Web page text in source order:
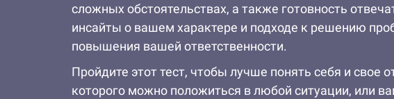
сложных обстоятельствах, а также готовность
инсайты о вашем характере и подходе к решению
повышения вашей ответственности.
Пройдите этот тест, чтобы лучше понять себя и свое
которого можно положиться в любой ситуации, или